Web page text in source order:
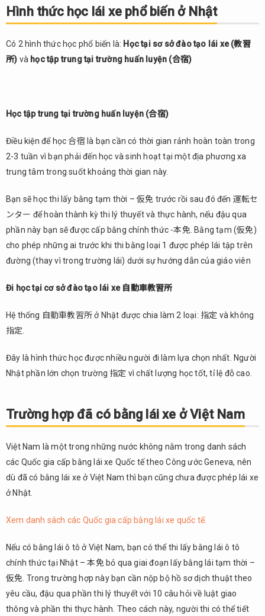
Hình thức học lái xe phổ biến ở Nhật
Có 2 hình thức học phổ biến là: Học tại sơ sở đào tạo lái xe (教習
所) và học tập trung tại trường huấn luyện (合宿)
Học tập trung tại trường huấn luyện (合宿)
Điều kiện để học 合宿 là bạn cần có thời gian rảnh hoàn toàn trong
2-3 tuần vì bạn phải đến học và sinh hoạt tại một địa phương xa
trung tâm trong suốt khoảng thời gian này.
Bạn sẽ học thi lấy bằng tạm thời – 仮免 trước rồi sau đó đến 運転セ
ンター để hoàn thành kỳ thi lý thuyết và thực hành, nếu đậu qua
phần này bạn sẽ được cấp bằng chính thức -本免. Bằng tạm (仮免)
cho phép những ai trước khi thi bằng loại 1 được phép lái tập trên
đường (thay vì trong trường lái) dưới sự hướng dẫn của giáo viên
Đi học tại cơ sở đào tạo lái xe 自動車教習所
Hệ thống 自動車教習所 ở Nhật được chia làm 2 loại: 指定 và không
指定.
Đây là hình thức học được nhiều người đi làm lựa chọn nhất. Người
Nhật phần lớn chọn trường 指定 vì chất lượng học tốt, tỉ lệ đỗ cao.
Trường hợp đã có bằng lái xe ở Việt Nam
Việt Nam là một trong những nước không nằm trong danh sách
các Quốc gia cấp bằng lái xe Quốc tế theo Công ước Geneva, nên
dù đã có bằng lái xe ở Việt Nam thì bạn cũng chưa được phép lái xe
ở Nhật.
Xem danh sách các Quốc gia cấp bằng lái xe quốc tế.
Nếu có bằng lái ô tô ở Việt Nam, bạn có thể thi lấy bằng lái ô tô
chính thức tại Nhật – 本免 bỏ qua giai đoạn lấy bằng lái tạm thời –
仮免. Trong trường hợp này bạn cần nộp bộ hồ sơ dịch thuật theo
yêu cầu, đậu qua phần thi lý thuyết với 10 câu hỏi về luật giao
thông và phần thi thực hành. Theo cách này, người thi có thể tiết